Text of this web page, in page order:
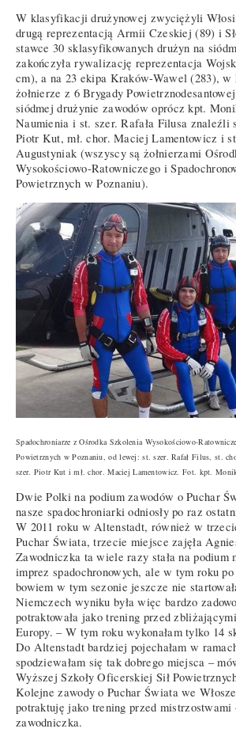
W klasyfikacji drużynowej zwyciężyli
drugą reprezentacją Armii Czeskiej (89) i
stawce 30 sklasyfikowanych drużyn na
zakończyła rywalizację reprezentacja
cm), a na 23 ekipa Kraków-Wawel (283),
żołnierze z 6 Brygady
siódmej drużynie zawodów oprócz kpt.
Naumienia i st. szer. Rafała Filusa znaleźli
Piotr Kut, mł. chor. Maciej Lamentowicz i
Augustyniak (wszyscy są żołnierzami
Wysokościowo-Ratowniczego i
Powietrznych w Poznaniu).
Spadochroniarze z Ośrodka Szkolenia Wysokościowo-
Powietrznych w Poznaniu, od lewej: st. szer. Rafał Filus, st.
szer. Piotr Kut i mł. chor. Maciej Lamentowicz. Fot. kpt.
Dwie Polki na podium zawodów o Puchar
nasze spadochroniarki odniosły po raz
W 2011 roku w Altenstadt, również w
Puchar Świata, trzecie miejsce zajęła
Zawodniczka ta wiele razy stała na podium
imprez spadochronowych, ale w tym roku
bowiem w tym sezonie jeszcze nie
Niemczech wyniku była więc bardzo
potraktowała jako trening przed
Europy. – W tym roku wykonałam tylko 14
Do Altenstadt bardziej pojechałam w
spodziewałam się tak dobrego miejsca –
Wyższej Szkoły Oficerskiej Sił
Kolejne zawody o Puchar Świata we
potraktuję jako trening przed mistrzostwami
zawodniczka.